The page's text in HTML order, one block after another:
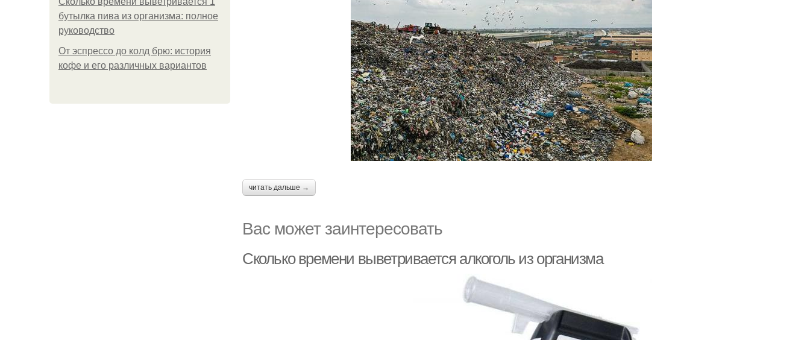
бутылка пива из организма: полное
руководство
От эспрессо до колд брю: история
кофе и его различных вариантов
читать дальше →
Вас может заинтересовать
Сколько времени выветривается алкоголь из организма